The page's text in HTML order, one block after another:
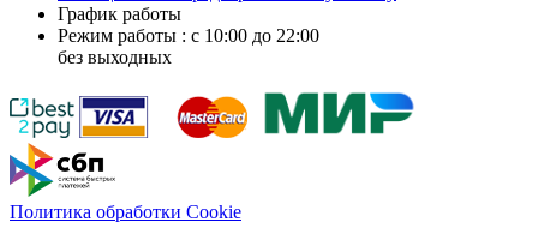
График работы
Режим работы : с 10:00 до 22:00
без выходных
Политика обработки Cookie